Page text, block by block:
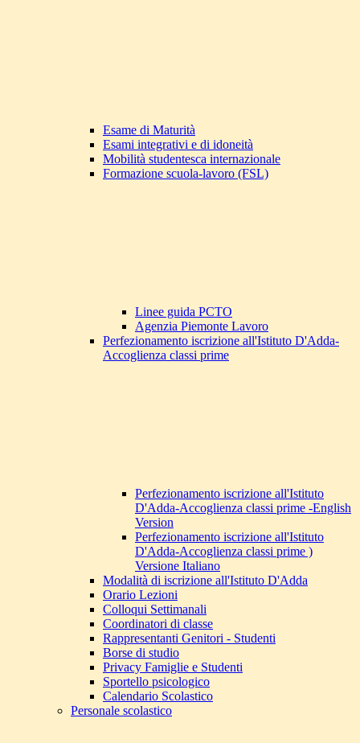
Esame di Maturità
Esami integrativi e di idoneità
Mobilità studentesca internazionale
Formazione scuola-lavoro (FSL)
Linee guida PCTO
Agenzia Piemonte Lavoro
Perfezionamento iscrizione all'Istituto D'Adda-
Accoglienza classi prime
Perfezionamento iscrizione all'Istituto
D'Adda-Accoglienza classi prime -English
Version
Perfezionamento iscrizione all'Istituto
D'Adda-Accoglienza classi prime )
Versione Italiano
Modalità di iscrizione all'Istituto D'Adda
Orario Lezioni
Colloqui Settimanali
Coordinatori di classe
Rappresentanti Genitori - Studenti
Borse di studio
Privacy Famiglie e Studenti
Sportello psicologico
Calendario Scolastico
Personale scolastico